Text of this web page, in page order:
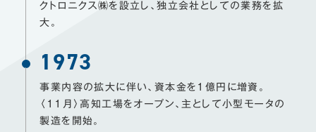
クトロニクス㈱を設立し、独立会社としての業務を拡
大。
1973
事業内容の拡大に伴い、資本金を1億円に増資。
〈11月〉高知工場をオープン、主として小型モータの
製造を開始。